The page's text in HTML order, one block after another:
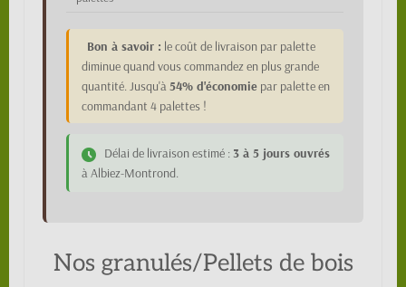
Bon à savoir : le coût de livraison par palette
diminue quand vous commandez en plus grande
quantité. Jusqu'à54% d'économie par palette en
commandant 4 palettes !
Délai de livraison estimé : 3 à 5 jours ouvrés
à Albiez-Montrond.
Nos granulés/Pellets de bois